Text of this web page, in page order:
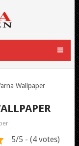
Wallpaper
5/5 - (4 votes)